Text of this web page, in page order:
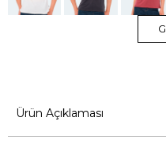
Ürün Açıklaması